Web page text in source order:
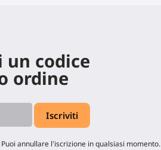
codice
ordine
annullare l'iscrizione in qualsiasi momento.